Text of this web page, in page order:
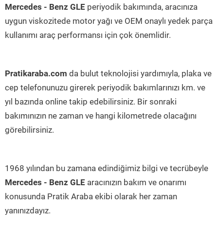
Mercedes - Benz GLE periyodik bakımında, aracınıza
uygun viskozitede motor yağı ve OEM onaylı yedek parça
kullanımı araç performansı için çok önemlidir.
Pratikaraba.com da bulut teknolojisi yardımıyla, plaka ve
cep telefonunuzu girerek periyodik bakımlarınızı km. ve
yıl bazında online takip edebilirsiniz. Bir sonraki
bakımınızın ne zaman ve hangi kilometrede olacağını
görebilirsiniz.
1968 yılından bu zamana edindiğimiz bilgi ve tecrübeyle
Mercedes - Benz GLE aracınızın bakım ve onarımı
konusunda Pratik Araba ekibi olarak her zaman
yanınızdayız.